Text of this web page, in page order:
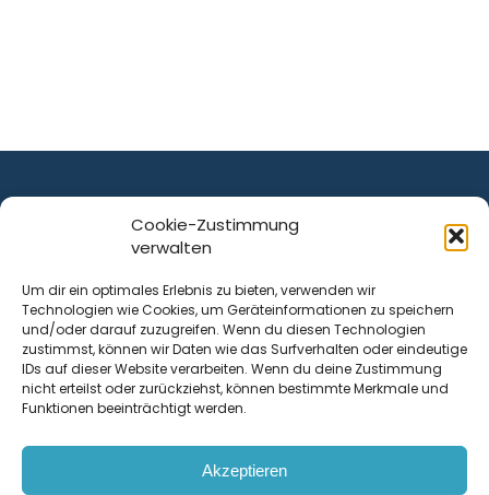
Cookie-Zustimmung
verwalten
Um dir ein optimales Erlebnis zu bieten, verwenden wir
Technologien wie Cookies, um Geräteinformationen zu speichern
und/oder darauf zuzugreifen. Wenn du diesen Technologien
zustimmst, können wir Daten wie das Surfverhalten oder eindeutige
IDs auf dieser Website verarbeiten. Wenn du deine Zustimmung
nicht erteilst oder zurückziehst, können bestimmte Merkmale und
Funktionen beeinträchtigt werden.
Akzeptieren
ist ein Service von
Krenn Real GmbH
Tischlerstraße 12
4050Traun| Österreich
Kontakt